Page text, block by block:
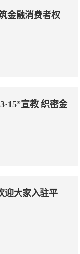
金融消费者权
宣教 织密金
迎大家入驻平